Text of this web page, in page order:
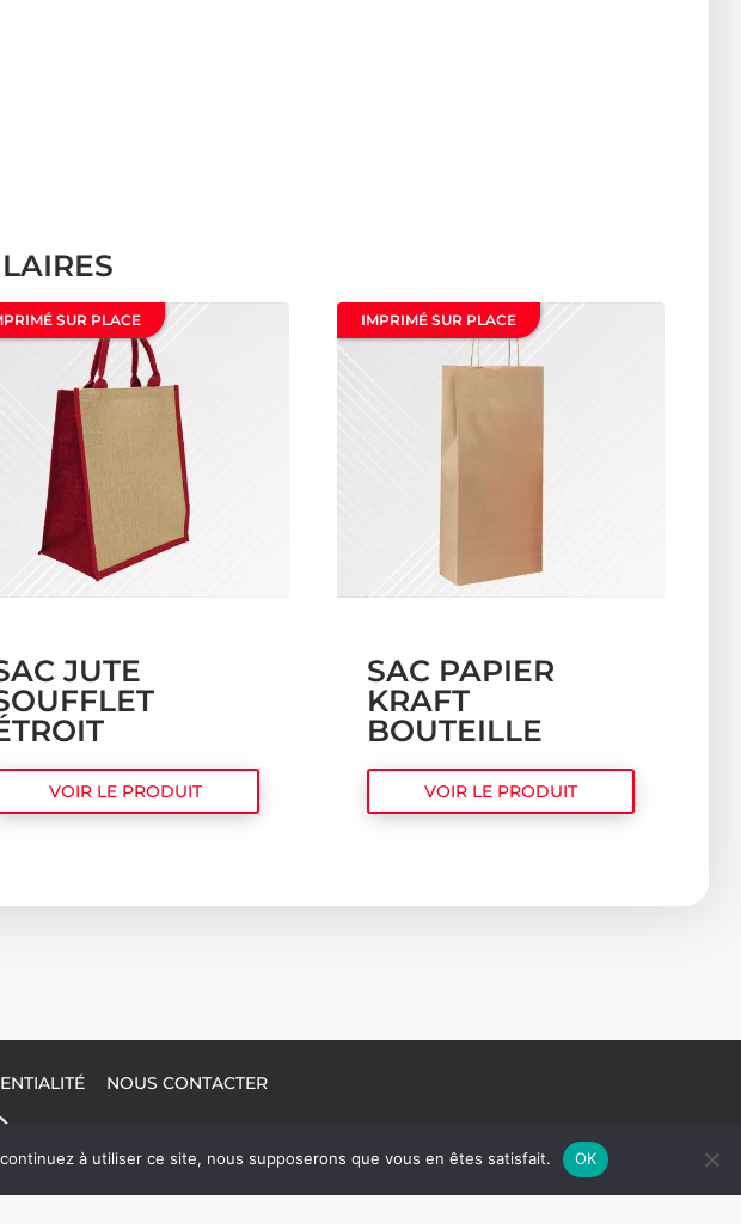
JUTE
VOIR LE PRODUIT
SUR PLACE
SAC PAPIER
KRAFT
BOUTEILLE
VOIR LE PRODUIT
IMPRIMÉ SUR PLACE
NOUS CONTACTER
à utiliser ce site, nous supposerons que vous en êtes satisfait. OK